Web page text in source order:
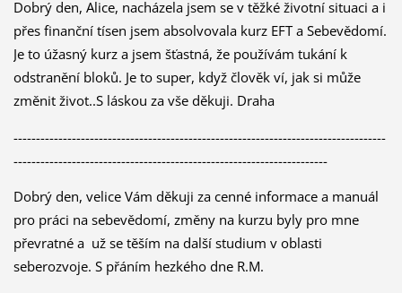
Dobrý den, Alice, nacházela jsem se v těžké životní situaci a i
přes finanční tísen jsem absolvovala kurz EFT a Sebevědomí.
Je to úžasný kurz a jsem šťastná, že používám tukání k
odstranění bloků. Je to super, když člověk ví, jak si může
změnit život..S láskou za vše děkuji. Draha
-----------------------------------------------------------------------------------
----------------------------------------------------------------------
Dobrý den, velice Vám děkuji za cenné informace a manuál
pro práci na sebevědomí, změny na kurzu byly pro mne
převratné a už se těším na další studium v oblasti
seberozvoje. S přáním hezkého dne R.M.